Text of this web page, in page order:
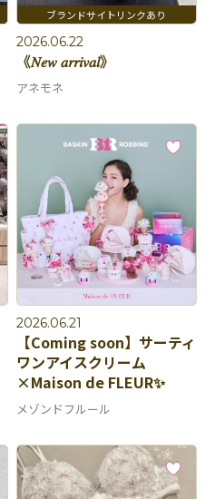
2026.06.22
《𝑁𝑒𝑤 𝑎𝑟𝑟𝑖𝑣𝑎𝑙》
アネモネ
2026.06.21
【Coming soon】サーティ
ワンアイスクリーム
×Maison de FLEUR✨
メゾンドフルール